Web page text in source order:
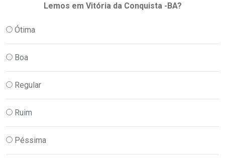
Lemos em Vitória da Conquista -BA?
Ótima
Boa
Regular
Ruim
Péssima